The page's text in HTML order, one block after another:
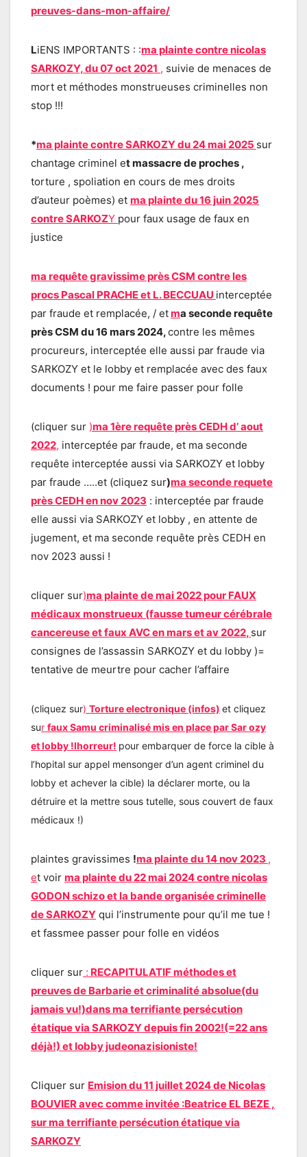
preuves-dans-mon-affaire/
LiENS IMPORTANTS : :ma plainte contre nicolas
SARKOZY, du 07 oct 2021 , suivie de menaces de
mort et méthodes monstrueuses criminelles non
stop !!!
*ma plainte contre SARKOZY du 24 mai 2025 sur
chantage criminel et massacre de proches ,
torture , spoliation en cours de mes droits
d’auteur poèmes) et ma plainte du 16 juin 2025
contre SARKOZY pour faux usage de faux en
justice
ma requête gravissime près CSM contre les
procs Pascal PRACHE et L. BECCUAU interceptée
par fraude et remplacée, / etma seconde requête
près CSM du 16 mars 2024,contre les mêmes
procureurs, interceptée elle aussi par fraude via
SARKOZY et le lobby et remplacée avec des faux
documents ! pour me faire passer pour folle
(cliquer sur )ma 1ère requête près CEDH d’ aout
2022, interceptée par fraude, et ma seconde
requête interceptée aussi via SARKOZY et lobby
par fraude …..et (cliquez sur)ma seconde requete
près CEDH en nov 2023 : interceptée par fraude
elle aussi via SARKOZY et lobby , en attente de
jugement, et ma seconde requête près CEDH en
nov 2023 aussi !
cliquer sur)ma plainte de mai 2022 pour FAUX
médicaux monstrueux (fausse tumeur cérébrale
cancereuse et faux AVC en mars et av 2022, sur
consignes de l’assassin SARKOZY et du lobby )=
tentative de meurtre pour cacher l’affaire
(cliquez sur) Torture electronique (infos) et cliquez
sur faux Samu criminalisé mis en place par Sar ozy
et lobby !lhorreur! pour embarquer de force la cible à
l’hopital sur appel mensonger d’un agent criminel du
lobby et achever la cible) la déclarer morte, ou la
détruire et la mettre sous tutelle, sous couvert de faux
médicaux !)
plaintes gravissimes !ma plainte du 14 nov 2023 ,
et voir ma plainte du 22 mai 2024 contre nicolas
GODON schizo et la bande organisée criminelle
de SARKOZY qui l’instrumente pour qu’il me tue !
et fassmee passer pour folle en vidéos
cliquer sur : RECAPITULATIF méthodes et
preuves de Barbarie et criminalité absolue(du
jamais vu!)dans ma terrifiante persécution
étatique via SARKOZY depuis fin 2002!(=22 ans
déjà!) et lobby judeonazisioniste!
Cliquer sur Emision du 11 juillet 2024 de Nicolas
BOUVIER avec comme invitée :Beatrice EL BEZE ,
sur ma terrifiante persécution étatique via
SARKOZY